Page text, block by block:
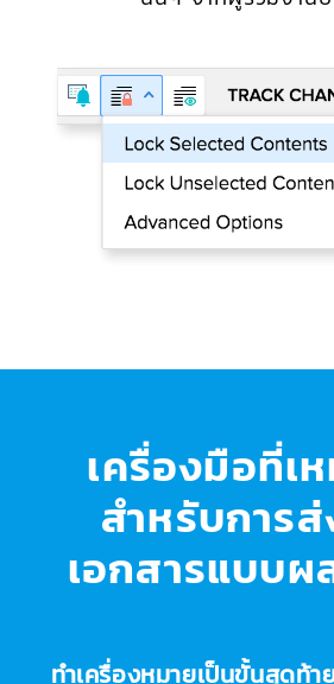
เครื่องมือที่เ
สำหรับการ
เอกสารแบบผ
ทำเครื่องหมายเป็นขั้นสุดท้า